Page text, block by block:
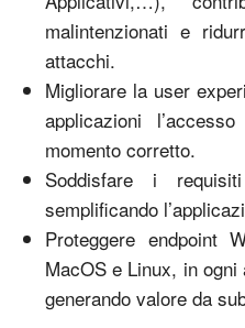
malintenzionati e
attacchi.
Migliorare la user
applicazioni
momento corretto.
Soddisfare i
semplificando
Proteggere endpoint
MacOS e Linux, in
generando valore da